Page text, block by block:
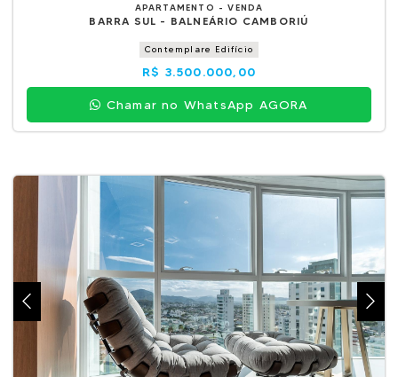
APARTAMENTO - VENDA
BARRA SUL - BALNEÁRIO CAMBORIÚ
Contemplare Edifício
R$ 3.500.000,00
Chamar no WhatsApp AGORA